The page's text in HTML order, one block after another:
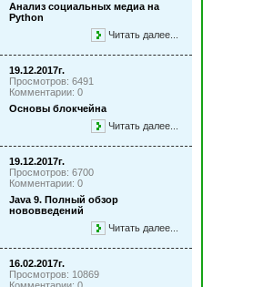
Анализ социальных медиа на
Python
Читать далее...
19.12.2017г.
Просмотров: 6491
Комментарии: 0
Основы блокчейна
Читать далее...
19.12.2017г.
Просмотров: 6700
Комментарии: 0
Java 9. Полный обзор
нововведений
Читать далее...
16.02.2017г.
Просмотров: 10869